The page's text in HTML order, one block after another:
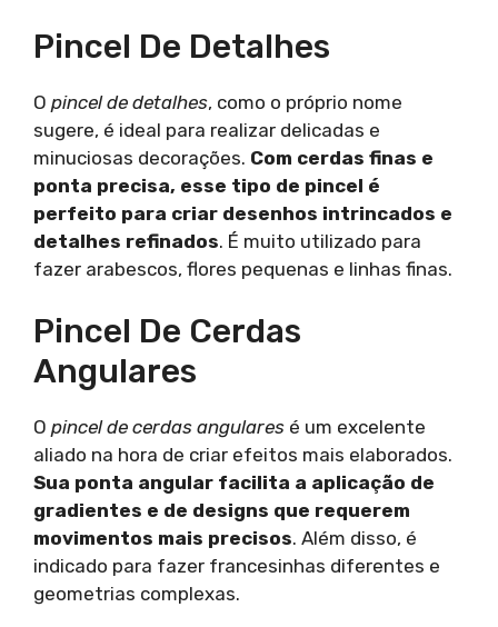
Pincel De Detalhes
O pincel de detalhes, como o próprio nome
sugere, é ideal para realizar delicadas e
minuciosas decorações. Com cerdas finas e
ponta precisa, esse tipo de pincel é
perfeito para criar desenhos intrincados e
detalhes refinados. É muito utilizado para
fazer arabescos, flores pequenas e linhas finas.
Pincel De Cerdas
Angulares
O pincel de cerdas angulares é um excelente
aliado na hora de criar efeitos mais elaborados.
Sua ponta angular facilita a aplicação de
gradientes e de designs que requerem
movimentos mais precisos. Além disso, é
indicado para fazer francesinhas diferentes e
geometrias complexas.